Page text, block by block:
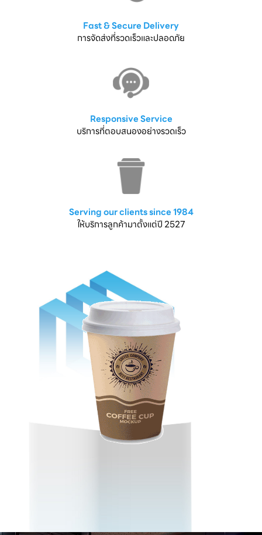
Fast & Secure Delivery
การจัดส่งที่รวดเร็วและปลอดภัย
Responsive Service
บริการที่ตอบสนองอย่างรวดเร็ว
Serving our clients since 1984
ให้บริการลูกค้ามาตั้งแต่ปี 2527